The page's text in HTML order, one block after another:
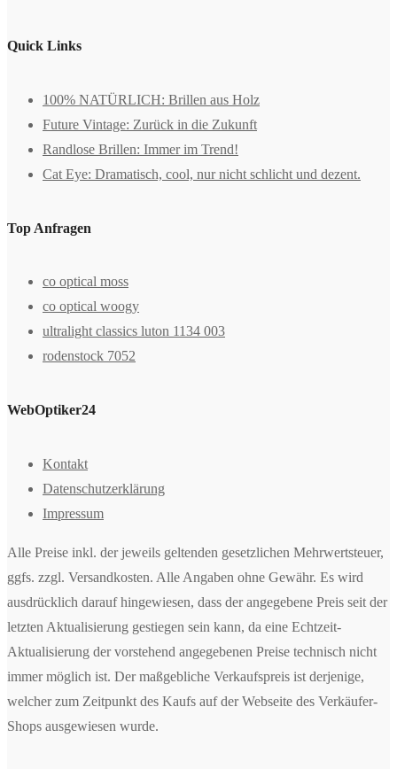
Quick Links
100% NATÜRLICH: Brillen aus Holz
Future Vintage: Zurück in die Zukunft
Randlose Brillen: Immer im Trend!
Cat Eye: Dramatisch, cool, nur nicht schlicht und dezent.
Top Anfragen
co optical moss
co optical woogy
ultralight classics luton 1134 003
rodenstock 7052
WebOptiker24
Kontakt
Datenschutzerklärung
Impressum
Alle Preise inkl. der jeweils geltenden gesetzlichen Mehrwertsteuer,
ggfs. zzgl. Versandkosten. Alle Angaben ohne Gewähr. Es wird
ausdrücklich darauf hingewiesen, dass der angegebene Preis seit der
letzten Aktualisierung gestiegen sein kann, da eine Echtzeit-
Aktualisierung der vorstehend angegebenen Preise technisch nicht
immer möglich ist. Der maßgebliche Verkaufspreis ist derjenige,
welcher zum Zeitpunkt des Kaufs auf der Webseite des Verkäufer-
Shops ausgewiesen wurde.